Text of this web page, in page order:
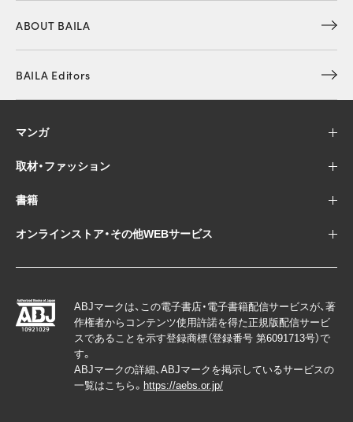
ABOUT BAILA
BAILA Editors
マンガ
取材・ファッション
書籍
オンラインストア・その他WEBサービス
ABJマークは、この電子書店・電子書籍配信サービスが、著
作権者からコンテンツ使用許諾を得た正規版配信サービ
スであることを示す登録商標（登録番号 第6091713号）で
す。
ABJマークの詳細、ABJマークを掲示しているサービスの
一覧はこちら。 https://aebs.or.jp/